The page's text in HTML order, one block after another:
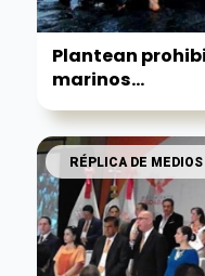
Plantean
marinos...
RÉPLICA DE MEDIOS